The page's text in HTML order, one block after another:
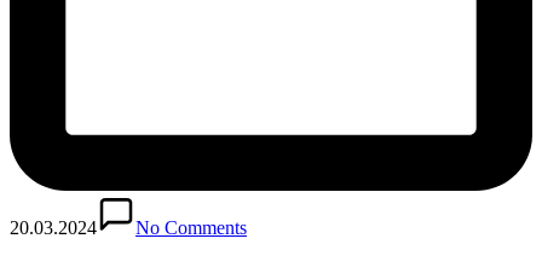
20.03.2024
No Comments